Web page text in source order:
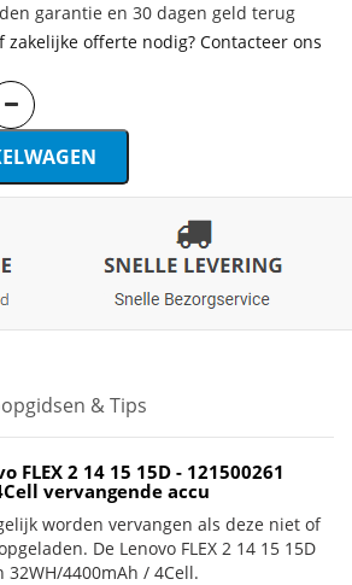
garantie en 30 dagen geld terug
zakelijke offerte nodig? Contacteer ons
& Tips
FLEX 2 14 15 15D - 121500261
vervangende accu
worden vervangen als deze niet of
De Lenovo FLEX 2 14 15 15D
4400mAh / 4Cell.